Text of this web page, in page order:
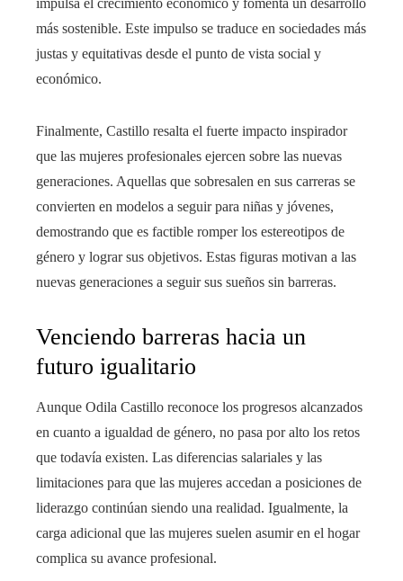
impulsa el crecimiento económico y fomenta un desarrollo
más sostenible. Este impulso se traduce en sociedades más
justas y equitativas desde el punto de vista social y
económico.
Finalmente, Castillo resalta el fuerte impacto inspirador
que las mujeres profesionales ejercen sobre las nuevas
generaciones. Aquellas que sobresalen en sus carreras se
convierten en modelos a seguir para niñas y jóvenes,
demostrando que es factible romper los estereotipos de
género y lograr sus objetivos. Estas figuras motivan a las
nuevas generaciones a seguir sus sueños sin barreras.
Venciendo barreras hacia un
futuro igualitario
Aunque Odila Castillo reconoce los progresos alcanzados
en cuanto a igualdad de género, no pasa por alto los retos
que todavía existen. Las diferencias salariales y las
limitaciones para que las mujeres accedan a posiciones de
liderazgo continúan siendo una realidad. Igualmente, la
carga adicional que las mujeres suelen asumir en el hogar
complica su avance profesional.